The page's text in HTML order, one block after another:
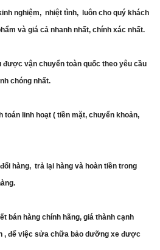
nghiệm, nhiệt tình, luôn cho quý khách
và giá cả nhanh nhất, chính xác nhất.
vận chuyển toàn quốc theo yêu cầu
chóng nhất.
linh hoạt ( tiền mặt, chuyển khoản,
hàng, trả lại hàng và hoàn tiền trong
bán hàng chính hãng, giá thành cạnh
, để việc sửa chữa bảo dưỡng xe được